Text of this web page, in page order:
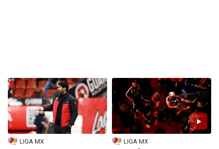
LIGA MX LIGA MX